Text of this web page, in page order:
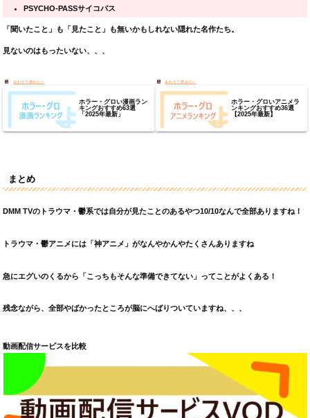
PSYCHO-PASSサイコパス
「聞いたこと」も「見たこと」も無いかもしれない隠れた名作たち。
見ないのはもったいない、、、
ホラー・グロい漫画ラン
キングおすすめ63選
「2025年最新」
ホラー・グロいアニメラ
ンキングおすすめ36選
【2025年最新】
まとめ
DMM TVのトラウマ・鬱系では自分が見たことのあるやつ10/10なんで全部ありますね！
トラウマ・鬱アニメには「神アニメ」がなんやかんやたくさんありますね
急にエグいのくるから「こっちもそんな準備できてない」ってことがよくある！
残念ながら、全部やばかったところが脳にへばりついていますね、、、
動画配信サービスを比較